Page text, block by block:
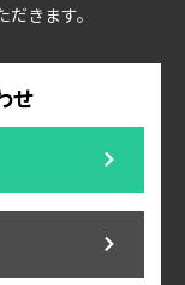
きます。
せ